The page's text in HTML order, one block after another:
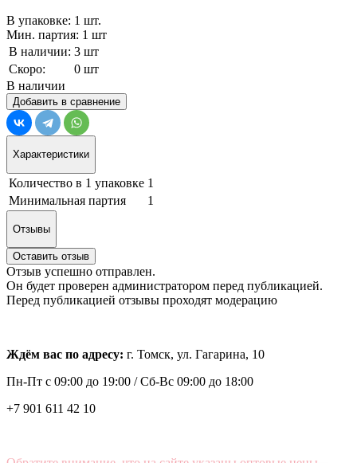
В упаковке: 1 шт.
Мин. партия: 1 шт
В наличии: 3 шт
Скоро:
0 шт
В наличии
Добавить в сравнение
Характеристики
Количество в 1 упаковке 1
Минимальная партия
1
Отзывы
Оставить отзыв
Отзыв успешно отправлен.
Он будет проверен администратором перед публикацией.
Перед публикацией отзывы проходят модерацию
Ждём вас по адресу: г. Томск, ул. Гагарина, 10
Пн-Пт с 09:00 до 19:00 /Сб-Вс 09:00 до 18:00
+7 901 611 42 10